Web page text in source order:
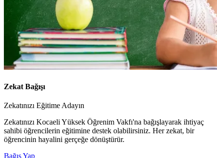
Zekat Bağışı
Zekatınızı Eğitime Adayın
Zekatınızı Kocaeli Yüksek Öğrenim Vakfı'na bağışlayarak ihtiyaç
sahibi öğrencilerin eğitimine destek olabilirsiniz. Her zekat, bir
öğrencinin hayalini gerçeğe dönüştürür.
Bağış Yap